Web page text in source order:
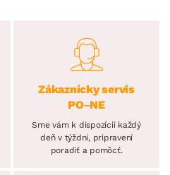
Zákaznícky servis
PO–NE
Sme vám k dispozícii každý
deň v týždni, pripravení
poradiť a pomôcť.